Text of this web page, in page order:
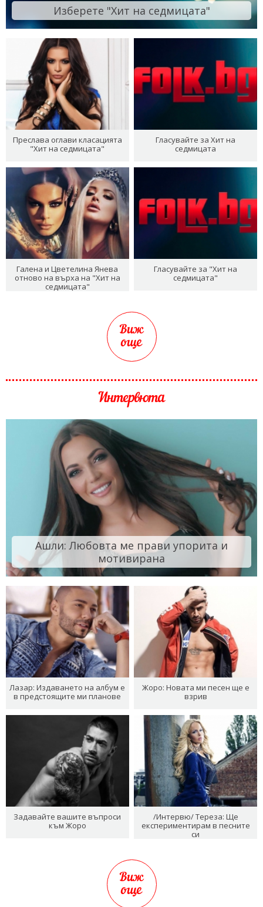
Изберете "Хит на седмицата"
Преслава оглави класацията
"Хит на седмицата"
Гласувайте за Хит на
седмицата
Галена и Цветелина Янева
отново на върха на "Хит на
седмицата"
Гласувайте за "Хит на
седмицата"
Виж
още
Интервюта
Ашли: Любовта ме прави упорита и
мотивирана
Лазар: Издаването на албум е
в предстоящите ми планове
Жоро: Новата ми песен ще е
взрив
Задавайте вашите въпроси
към Жоро
/Интервю/ Тереза: Ще
експериментирам в песните
си
Виж
още